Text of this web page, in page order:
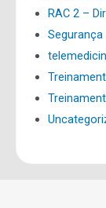
RAC 2 –